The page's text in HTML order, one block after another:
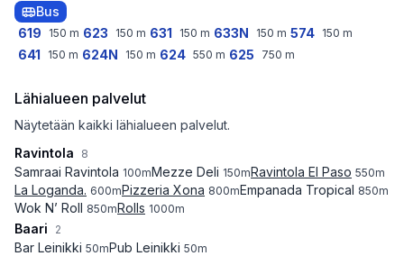
Bus
619
150 m 623 150 m 631 150 m 633N 150 m 574 150 m
641 150 m 624N 150 m 624 550 m 625 750 m
Lähialueen palvelut
Näytetään kaikki lähialueen palvelut.
Ravintola
8
Samraai Ravintola 100mMezze Deli 150mRavintola El Paso 550m
La Loganda. 600mPizzeria Xona 800mEmpanada Tropical 850m
Wok N’ Roll 850mRolls 1000m
Baari 2
Bar Leinikki 50mPub Leinikki 50m